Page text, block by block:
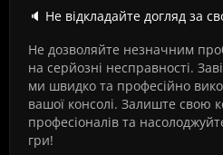
🔈 Не відкладайте догляд за
Не дозволяйте незначним
на серйозні несправності.
ми швидко та професійно
вашої консолі. Залиште свою
професіоналів та
гри!